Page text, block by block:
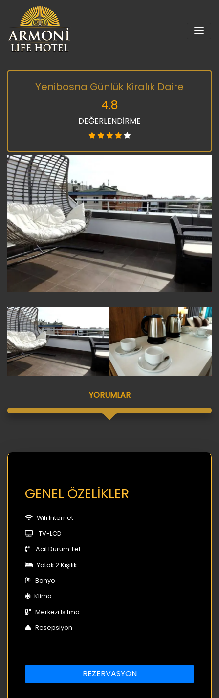
Yenibosna Günlük Kiralık Daire
4.8
DEĞERLENDİRME
YORUMLAR
GENEL ÖZELİKLER
Wifi İnternet
TV-LCD
Acil Durum Tel
Yatak 2 Kişilik
Banyo
Klima
Merkezi Isıtma
Resepsiyon
REZERVASYON